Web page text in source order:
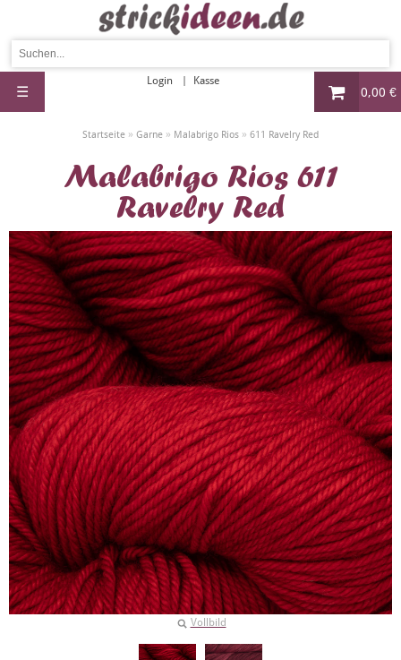
0,00 €
Login Kasse
☰
Startseite » Garne » Malabrigo Rios » 611 Ravelry Red
Malabrigo Rios 611
Ravelry Red
Vollbild